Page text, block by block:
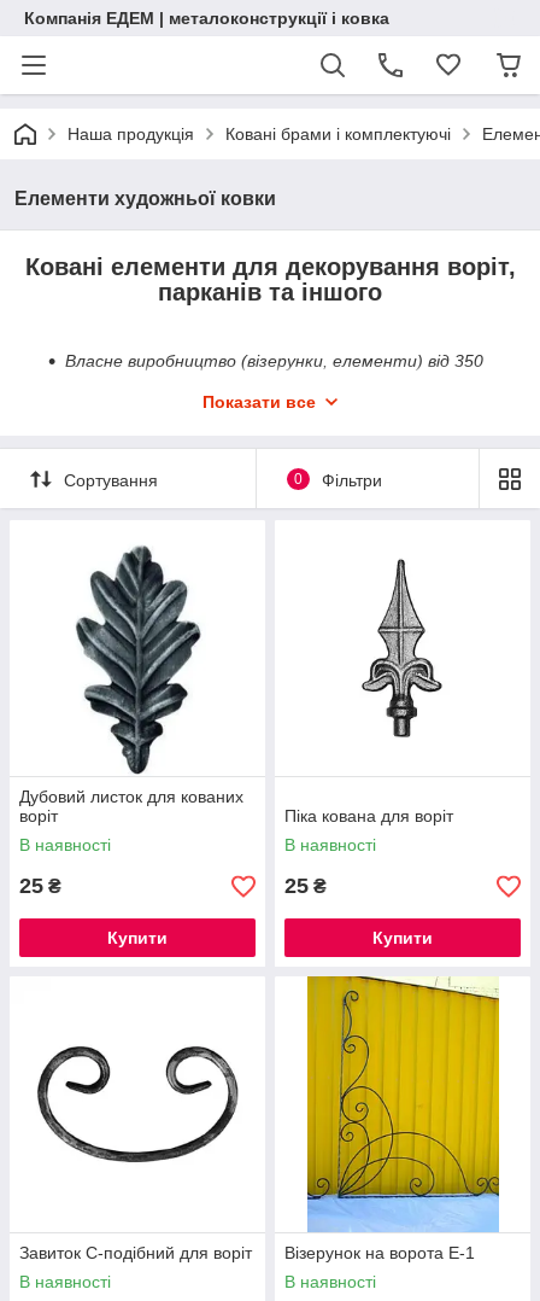
Компанія ЕДЕМ | металоконструкції і ковка
Наша продукція Ковані брами і комплектуючі
Елементи художньої ковки
Ковані елементи для декорування воріт,
парканів та іншого
Власне виробництво (візерунки, елементи) від 350
Вироби на замовлення під Ваш розмір
Показати все
Сортування 0 Фільтри
Дубовий листок для кованих
воріт
В наявності
25 ₴
Купити
Піка кована для воріт
В наявності
25 ₴
Купити
Завиток С-подібний для воріт
В наявності
Візерунок на ворота Е-1
В наявності